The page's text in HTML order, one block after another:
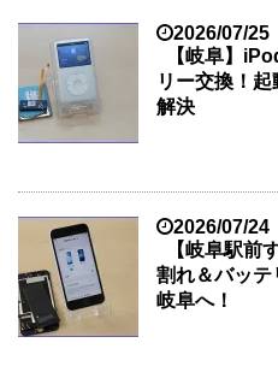
2026/07/25
【岐阜】
リー交換！
解決
2026/07/24
【岐阜駅前
割れ＆バッテ
岐阜へ！